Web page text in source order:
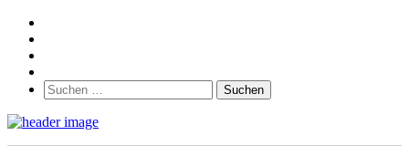
Suchen
nach: